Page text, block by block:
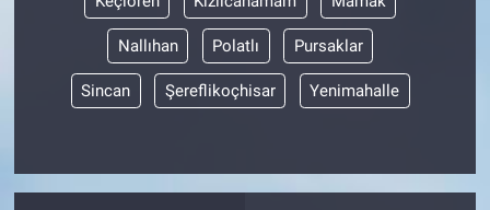
Nallıhan Polatlı Pursaklar
Sincan Şereflikoçhisar Yenimahalle